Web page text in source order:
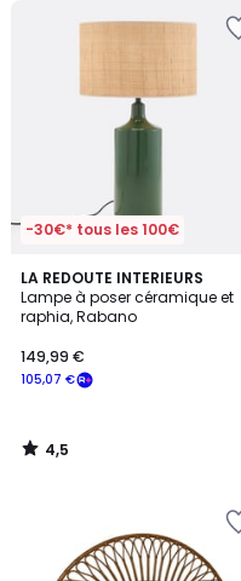
-30€* tous les 100€
LA REDOUTE INTERIEURS
Lampe à poser céramique et
raphia, Rabano
105,07 €
149,99 €
4,5
/ 5
4,5
/